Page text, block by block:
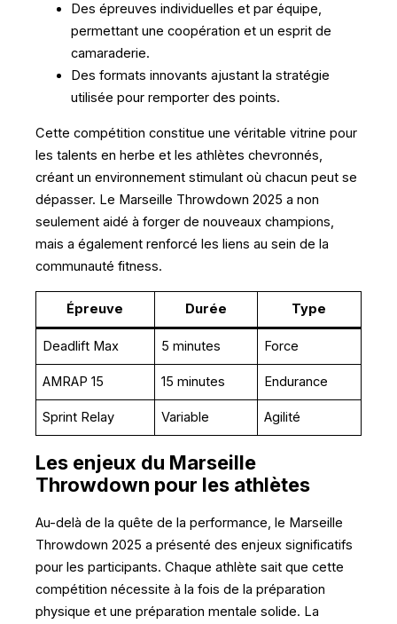
Des épreuves individuelles et par équipe,
permettant une coopération et un esprit de
camaraderie.
Des formats innovants ajustant la stratégie
utilisée pour remporter des points.
Cette compétition constitue une véritable vitrine pour
les talents en herbe et les athlètes chevronnés,
créant un environnement stimulant où chacun peut se
dépasser. Le Marseille Throwdown 2025 a non
seulement aidé à forger de nouveaux champions,
mais a également renforcé les liens au sein de la
communauté fitness.
Épreuve Durée Type
Deadlift Max 5 minutes Force
AMRAP 15 15 minutes Endurance
Sprint Relay Variable Agilité
Les enjeux du Marseille
Throwdown pour les athlètes
Au-delà de la quête de la performance, le Marseille
Throwdown 2025 a présenté des enjeux significatifs
pour les participants. Chaque athlète sait que cette
compétition nécessite à la fois de la préparation
physique et une préparation mentale solide. La